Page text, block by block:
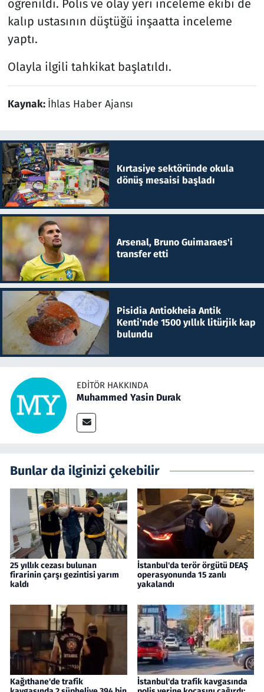
öğrenildi. Polis ve olay yeri inceleme ekibi de
kalıp ustasının düştüğü inşaatta inceleme
yaptı.
Olayla ilgili tahkikat başlatıldı.
Kaynak: İhlas Haber Ajansı
Kırtasiye sektöründe okula
dönüş mesaisi başladı
Arsenal, Bruno Guimaraes'i
transfer etti
Pisidia Antiokheia Antik
Kenti'nde 1500 yıllık litürjik kap
bulundu
EDITÖR HAKKINDA
Muhammed Yasin Durak
Bunlar da ilginizi çekebilir
25 yıllık cezası bulunan
firarinin çarşı gezintisi yarım
kaldı
İstanbul'da terör örgütü DEAŞ
operasyonunda 15 zanlı
yakalandı
Kağıthane'de trafik
İstanbul'da trafik kavgasında